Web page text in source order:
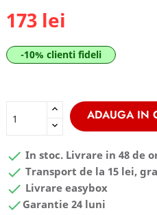
173 lei
-10% clienti fideli
ADAUGA IN
 In stoc. Livrare in 48 de
 Transport de la 15 lei,
 Livrare easybox
 Garantie 24 luni